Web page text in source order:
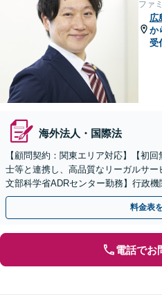
ファ
広
か
受
海外法人・国際法
【顧問契約：関東エリア対応】【初
士等と連携し、高品質なリーガルサ
文部科学省ADRセンター勤務】行政
知識を活かし、事業者さまの抱える問
料金表
電話でお